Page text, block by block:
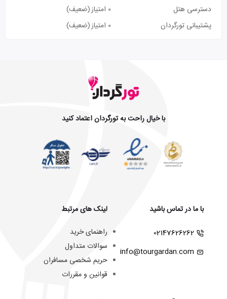
دسترسی هتل
0 امتیاز
(ضعیف)
پشتیبانی تورگردان
0 امتیاز (ضعیف)
با خیال راحت به تورگردان اعتماد کنید
با ما در تماس باشید
02147626262
info@tourgardan.com
لینک های مرتبط
راهنمای خرید
سوالات متداول
حریم شخصی مسافران
قوانین و مقررات